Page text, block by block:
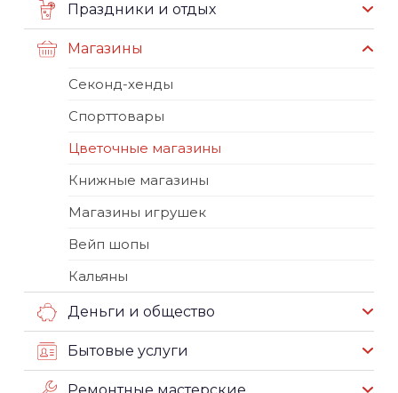
Праздники и отдых
Магазины
Секонд-хенды
Спорттовары
Цветочные магазины
Книжные магазины
Магазины игрушек
Вейп шопы
Кальяны
Деньги и общество
Бытовые услуги